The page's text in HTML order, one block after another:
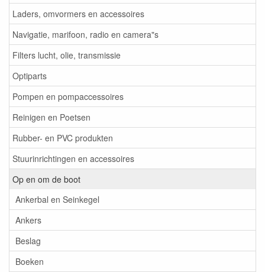
Laders, omvormers en accessoires
Navigatie, marifoon, radio en camera"s
Filters lucht, olie, transmissie
Optiparts
Pompen en pompaccessoires
Reinigen en Poetsen
Rubber- en PVC produkten
Stuurinrichtingen en accessoires
Op en om de boot
Ankerbal en Seinkegel
Ankers
Beslag
Boeken